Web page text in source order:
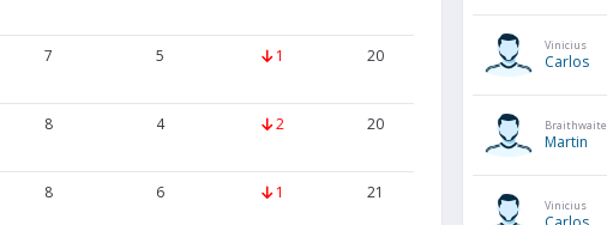
7 5 1 20 32
8 4 2 20 25
8 6 1 21
Vinicius
Carlos
Braithwaite
Martin
Vinicius